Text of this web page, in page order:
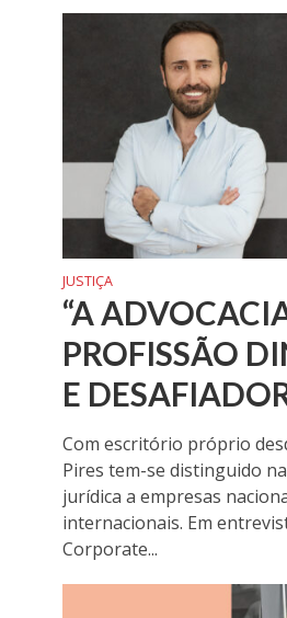
JUSTIÇA
“A
PROFISSÃO
E
Com escritório próprio
Pires tem-se distinguido
jurídica a empresas
internacionais. Em
Corporate...